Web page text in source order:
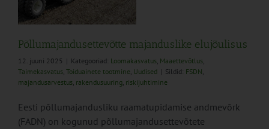
Põllumajandusettevõtte majanduslike elujõulisus
12. juuni 2025 | Kategooriad: Loomakasvatus, Maaettevõtlus,
Taimekasvatus, Toiduainete tootmine, Uudised | Sildid: FSDN,
majandusarvestus, rakendusuuring, riskijuhtimine
Eesti põllumajandusliku raamatupidamise andmevõrk
(FADN) on kogunud põllumajandusettevõtete